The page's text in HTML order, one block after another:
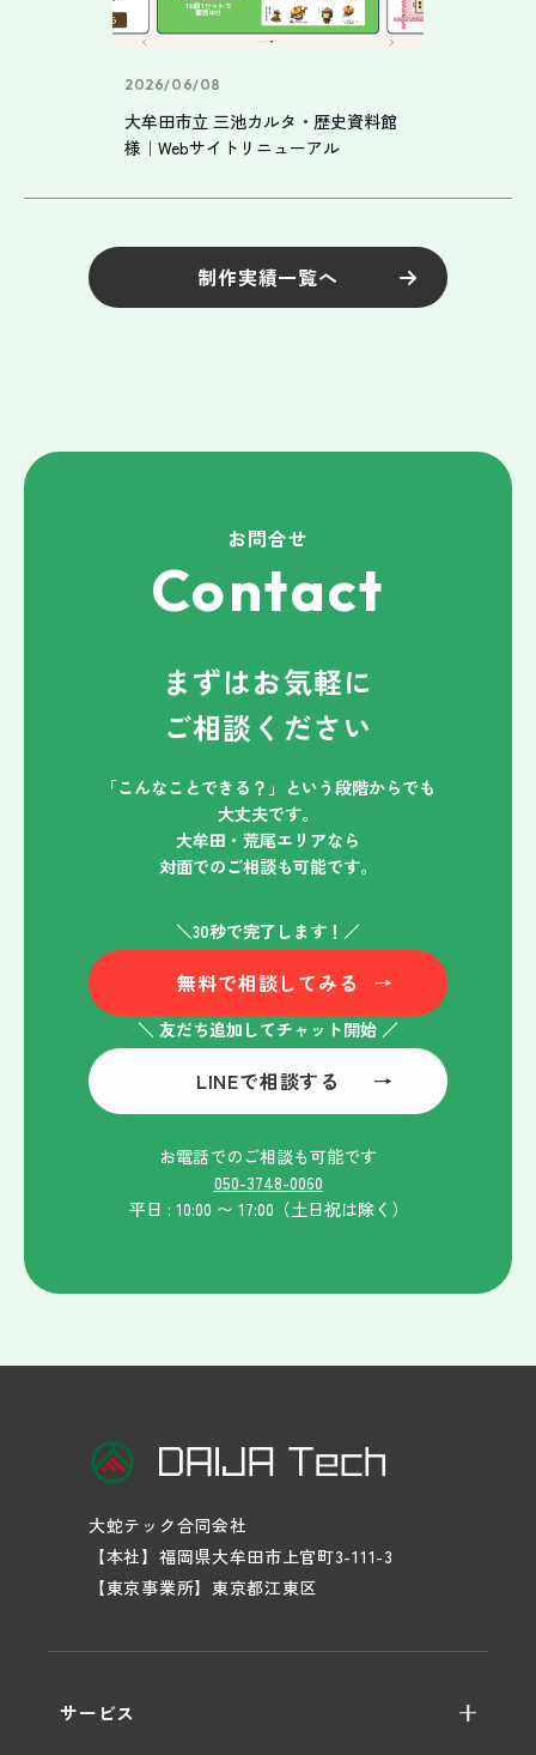
2026/06/08
大牟田市立 三池カルタ・歴史資料館
様｜Webサイトリニューアル
制作実績一覧へ
お問合せ
Contact
まずはお気軽に
ご相談ください
「こんなことできる？」という段階からでも
大丈夫です。
大牟田・荒尾エリアなら
対面でのご相談も可能です。
＼30秒で完了します！／
無料で相談してみる →
＼ 友だち追加してチャット開始 ／
LINEで相談する →
お電話でのご相談も可能です
050-3748-0060
平日 : 10:00 〜 17:00（土日祝は除く）
大蛇テック合同会社
【本社】福岡県大牟田市上官町3-111-3
【東京事業所】東京都江東区
サービス